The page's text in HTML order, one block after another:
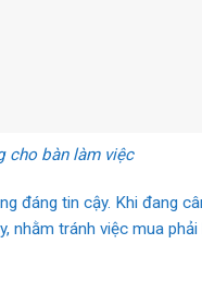
cho bàn làm việc
đáng tin cậy. Khi đang
nhằm tránh việc mua